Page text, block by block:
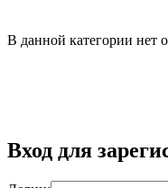
В данной категории нет
Вход для